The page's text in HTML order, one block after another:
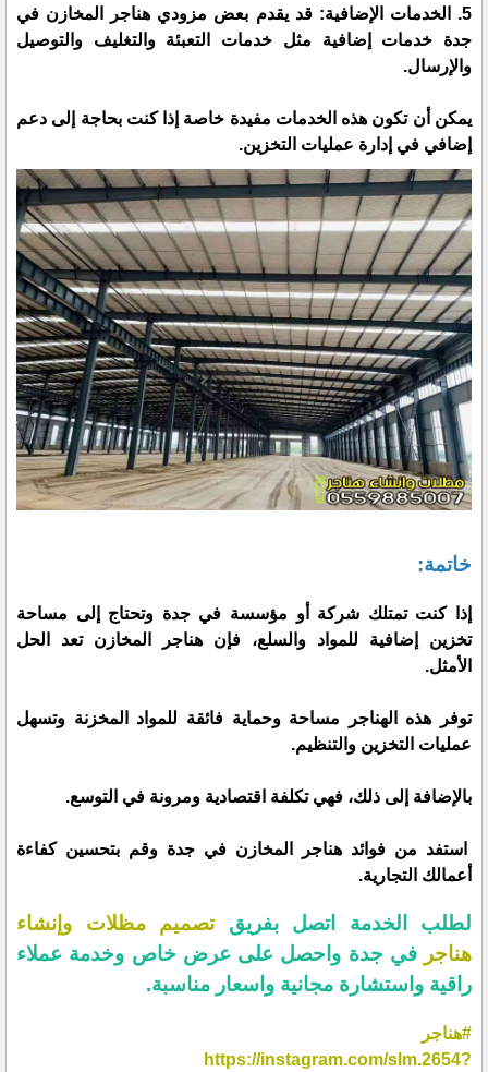
5. الخدمات الإضافية: قد يقدم بعض مزودي هناجر المخازن في
جدة خدمات إضافية مثل خدمات التعبئة والتغليف والتوصيل
والإرسال.
يمكن أن تكون هذه الخدمات مفيدة خاصة إذا كنت بحاجة إلى دعم
إضافي في إدارة عمليات التخزين.
خاتمة:
إذا كنت تمتلك شركة أو مؤسسة في جدة وتحتاج إلى مساحة
تخزين إضافية للمواد والسلع، فإن هناجر المخازن تعد الحل
الأمثل.
توفر هذه الهناجر مساحة وحماية فائقة للمواد المخزنة وتسهل
عمليات التخزين والتنظيم.
بالإضافة إلى ذلك، فهي تكلفة اقتصادية ومرونة في التوسع.
استفد من فوائد هناجر المخازن في جدة وقم بتحسين كفاءة
أعمالك التجارية.
لطلب الخدمة اتصل بفريقتصميم مظلات وإنشاء
هناجر في جدة واحصل على عرض خاص وخدمة عملاء
راقية واستشارة مجانية واسعار مناسبة.
#هناجر
https://instagram.com/slm.2654?